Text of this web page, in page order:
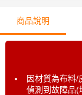
商品說明
因材質為布料/
偵測到故障品(